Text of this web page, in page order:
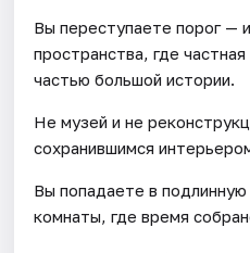
Вы переступаете порог —
пространства, где
частью большой истории.
Не музей и не
сохранившимся
Вы попадаете в
комнаты, где время